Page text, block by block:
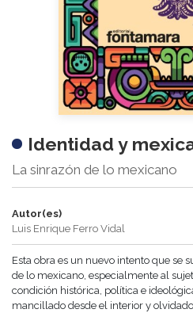
Identidad y
La sinrazón de lo mexicano
Autor(es)
Luis Enrique Ferro Vidal
Esta obra es un nuevo intento que se
de lo mexicano, especialmente al
condición histórica, política e
mancillado desde el interior y